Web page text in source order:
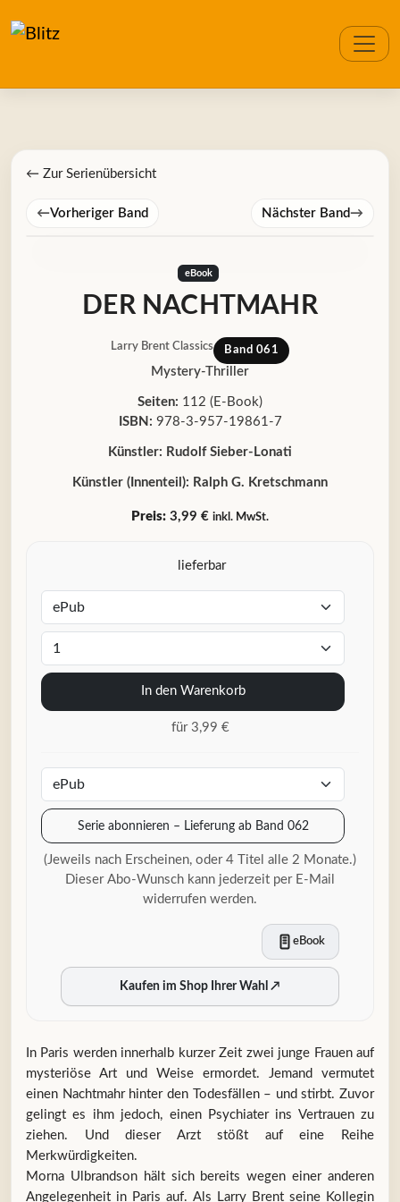
← Zur Serienübersicht
←Vorheriger Band Nächster Band→
eBook
DER NACHTMAHR
Larry Brent Classics Band 061
Mystery-Thriller
Seiten: 112 (E-Book)
ISBN: 978-3-957-19861-7
Künstler: Rudolf Sieber-Lonati
Künstler (Innenteil): Ralph G. Kretschmann
Preis: 3,99 € inkl. MwSt.
lieferbar
In den Warenkorb
für 3,99 €
Serie abonnieren – Lieferung ab Band 062
(Jeweils nach Erscheinen, oder 4 Titel alle 2 Monate.)
Dieser Abo-Wunsch kann jederzeit per E-Mail
widerrufen werden.
eBook
Kaufen im Shop Ihrer Wahl ↗
In Paris werden innerhalb kurzer Zeit zwei junge Frauen auf
mysteriöse Art und Weise ermordet. Jemand vermutet
einen Nachtmahr hinter den Todesfällen – und stirbt. Zuvor
gelingt es ihm jedoch, einen Psychiater ins Vertrauen zu
ziehen. Und dieser Arzt stößt auf eine Reihe
Merkwürdigkeiten.
Morna Ulbrandson hält sich bereits wegen einer anderen
Angelegenheit in Paris auf. Als Larry Brent seine Kollegin